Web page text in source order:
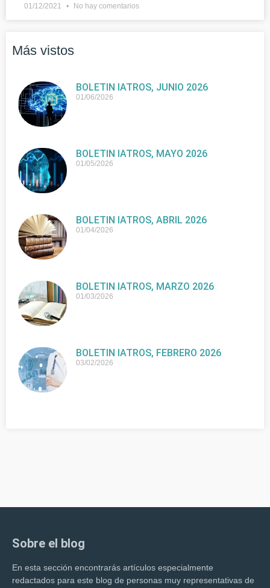
01/12/2021 No hay comentarios
Más vistos
BOLETIN IATROS, JUNIO 2026
01/06/2026
BOLETIN IATROS, MAYO 2026
01/05/2026
BOLETIN IATROS, ABRIL 2026
01/04/2026
BOLETIN IATROS, MARZO 2026
01/03/2026
BOLETIN IATROS, FEBRERO 2026
03/02/2026
Sobre el blog
En esta sección encontrarás artículos especialmente
redactados para este blog de personas muy representativas de